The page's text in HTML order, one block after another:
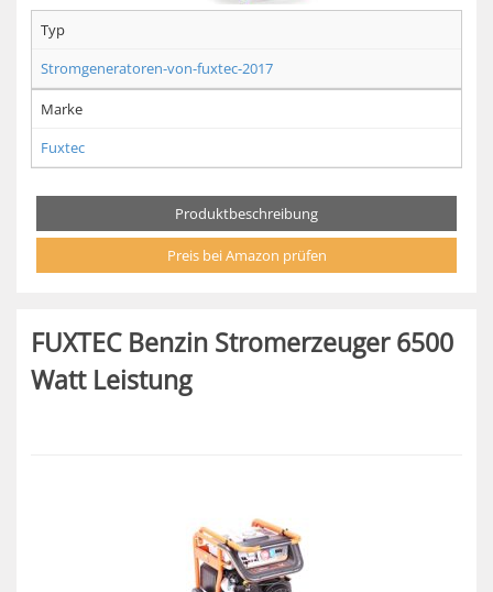
Typ
Stromgeneratoren-von-fuxtec-2017
Marke
Fuxtec
Produktbeschreibung
Preis bei Amazon prüfen
FUXTEC Benzin Stromerzeuger 6500
Watt Leistung